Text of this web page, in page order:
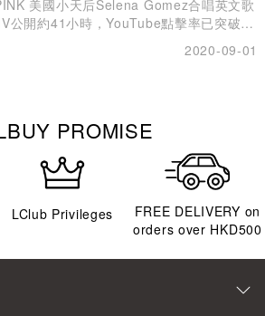
美國小天后Selena Gomez合唱英文歌
公開約41小時，YouTube點擊率已突破1
2020-09-01
PROMISE
LClub Privileges
FREE DELIVERY on
orders over HKD500